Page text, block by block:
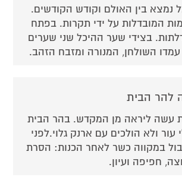
נמצא בין האולם וקודש הקודשים.
המובדלות על ידי תקרות. בפתח
בצידי שער ההיכל שני שערים
השולחן, המנורה ומזבח הזהב.
להר הבית
עשה ליראה מן המקדש. בהר הבית
עור ולא הולכים עם ארנק גלוי.לפני
במקווה כשר לאחר הכנות: הסרת
חפיפה ועיון.